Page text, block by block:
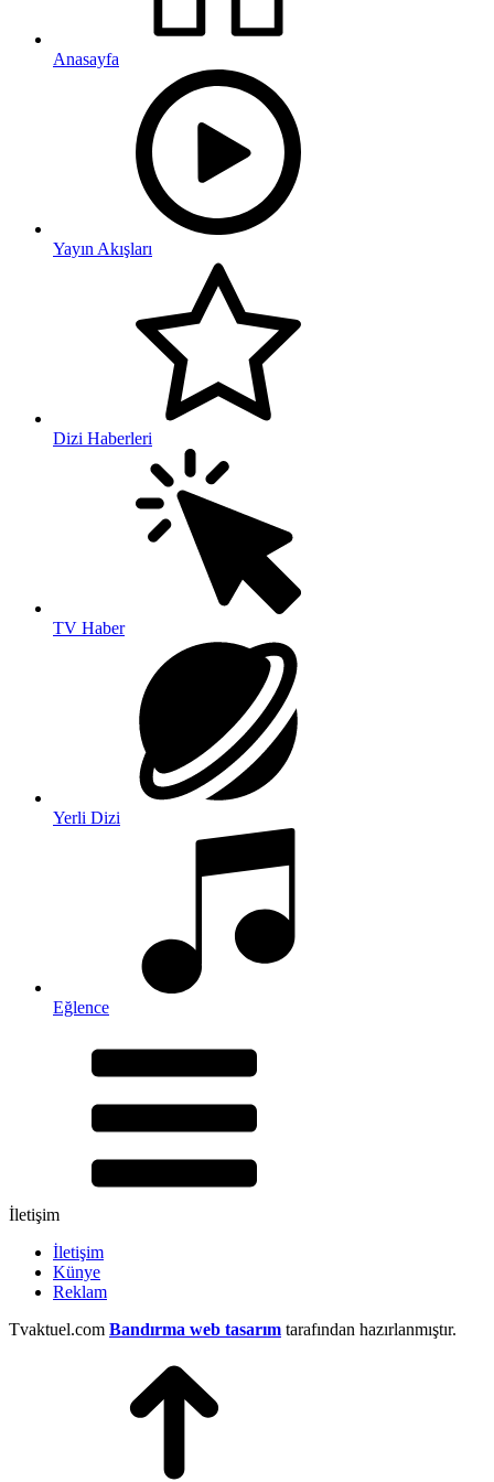
Anasayfa
Yayın Akışları
Dizi Haberleri
TV Haber
Yerli Dizi
Eğlence
İletişim
İletişim
Künye
Reklam
Tvaktuel.com Bandırma web tasarım tarafından hazırlanmıştır.